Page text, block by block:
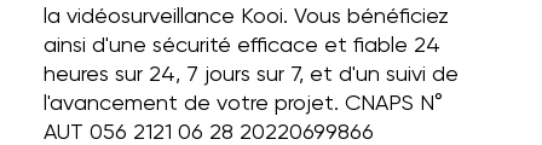
la vidéosurveillance Kooi. Vous bénéficiez
ainsi d'une sécurité efficace et fiable 24
heures sur 24, 7 jours sur 7, et d'un suivi de
l'avancement de votre projet. CNAPS N°
AUT 056 2121 06 28 20220699866